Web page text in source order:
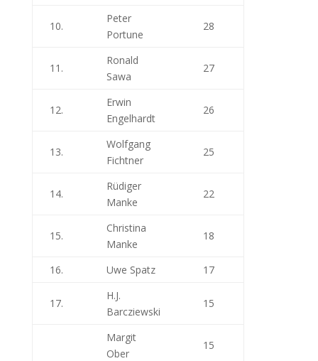
10.
Peter
Portune
28
11.
Ronald
Sawa
27
12.
Erwin
Engelhardt
26
13.
Wolfgang
Fichtner
25
14.
Rüdiger
Manke
22
15.
Christina
Manke
18
16. Uwe Spatz 17
17.
H.J.
Barcziewski
15
Margit
Ober
15